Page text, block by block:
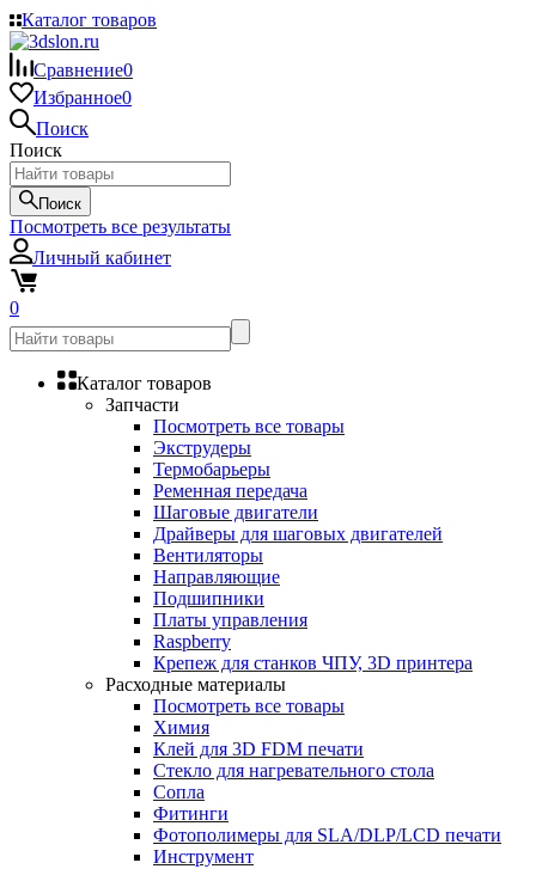
Каталог товаров
Сравнение0
Избранное0
Поиск
Поиск
Поиск
Посмотреть все результаты
Личный кабинет
0
Каталог товаров
Запчасти
Посмотреть все товары
Экструдеры
Термобарьеры
Ременная передача
Шаговые двигатели
Драйверы для шаговых двигателей
Вентиляторы
Направляющие
Подшипники
Платы управления
Raspberry
Крепеж для станков ЧПУ, 3D принтера
Расходные материалы
Посмотреть все товары
Химия
Клей для 3D FDM печати
Стекло для нагревательного стола
Сопла
Фитинги
Фотополимеры для SLA/DLP/LCD печати
Инструмент